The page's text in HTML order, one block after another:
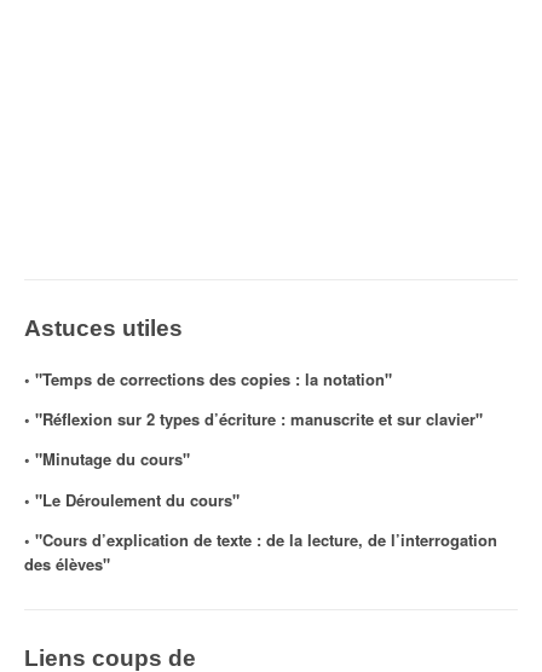
Astuces utiles
◦ "Temps de corrections des copies : la notation"
◦ "Réflexion sur 2 types d’écriture : manuscrite et sur clavier"
◦ "Minutage du cours"
◦ "Le Déroulement du cours"
◦ "Cours d’explication de texte : de la lecture, de l’interrogation
des élèves"
Liens coups de